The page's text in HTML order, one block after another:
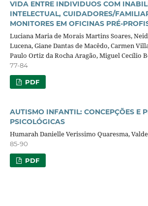
VIDA ENTRE INDIVIDUOS COM
INTELECTUAL, CUIDADORES/
MONITORES EM OFICINAS PRÉ-
Luciana Maria de Morais Martins Soares,
Lucena, Giane Dantas de Macêdo, Carmen
Paulo Ortiz da Rocha Aragão, Miguel Cecílio
77-84
PDF
AUTISMO INFANTIL: CONCEPÇÕES E
PSICOLÓGICAS
Humarah Danielle Verissimo Quaresma,
85-90
PDF